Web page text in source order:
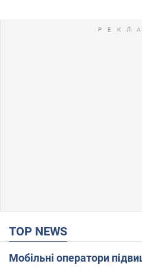
TOP NEWS
Мобільні оператори